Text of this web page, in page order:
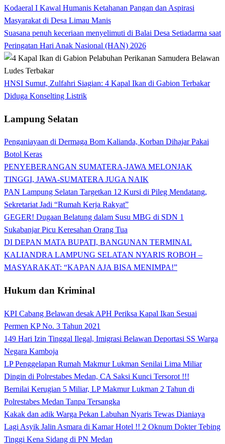
Kodaeral I Kawal Humanis Ketahanan Pangan dan Aspirasi
Masyarakat di Desa Limau Manis
Suasana penuh keceriaan menyelimuti di Balai Desa Setiadarma saat
Peringatan Hari Anak Nasional (HAN) 2026
HNSI Sumut, Zulfahri Siagian: 4 Kapal Ikan di Gabion Terbakar
Diduga Konselting Listrik
Lampung Selatan
Penganiayaan di Dermaga Bom Kalianda, Korban Dihajar Pakai
Botol Keras
PENYEBERANGAN SUMATERA-JAWA MELONJAK
TINGGI, JAWA-SUMATERA JUGA NAIK
PAN Lampung Selatan Targetkan 12 Kursi di Pileg Mendatang,
Sekretariat Jadi “Rumah Kerja Rakyat”
GEGER! Dugaan Belatung dalam Susu MBG di SDN 1
Sukabanjar Picu Keresahan Orang Tua
DI DEPAN MATA BUPATI, BANGUNAN TERMINAL
KALIANDRA LAMPUNG SELATAN NYARIS ROBOH –
MASYARAKAT: “KAPAN AJA BISA MENIMPA!”
Hukum dan Kriminal
KPI Cabang Belawan desak APH Periksa Kapal Ikan Sesuai
Permen KP No. 3 Tahun 2021
149 Hari Izin Tinggal Ilegal, Imigrasi Belawan Deportasi SS Warga
Negara Kamboja
LP Penggelapan Rumah Makmur Lukman Senilai Lima Miliar
Dingin di Polrestabes Medan, CA Saksi Kunci Tersorot !!!
Bernilai Kerugian 5 Miliar, LP Makmur Lukman 2 Tahun di
Polrestabes Medan Tanpa Tersangka
Kakak dan adik Warga Pekan Labuhan Nyaris Tewas Dianiaya
Lagi Asyik Jalin Asmara di Kamar Hotel !! 2 Oknum Dokter Tebing
Tinggi Kena Sidang di PN Medan